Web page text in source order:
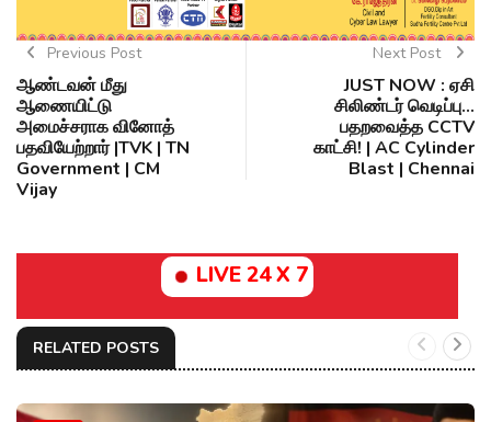
Previous Post
ஆண்டவன் மீது
ஆணையிட்டு
அமைச்சராக வினோத்
பதவியேற்றார் |TVK | TN
Government | CM
Vijay
Next Post
JUST NOW : ஏசி
சிலிண்டர் வெடிப்பு...
பதறவைத்த CCTV
காட்சி! | AC Cylinder
Blast | Chennai
LIVE 24 X 7
RELATED POSTS